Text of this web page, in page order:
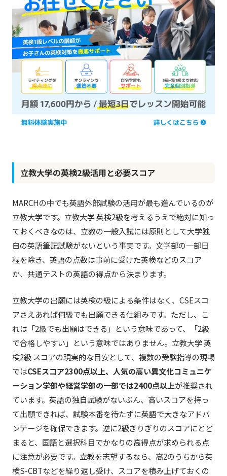
立教大学の英検2級活用と必要スコア
MARCHの中でも英語外部試験の活用が最も進んでいるのが
立教大学です。立教大学 英検2級を考えるうえで絶対に知っ
ておくべきなのは、立教の一般入試には原則として大学独
自の英語筆記試験がないという事実です。文学部の一部日
程を除き、英語の点数は事前に受けた英検などのスコア
か、共通テストの英語の得点から決まります。
立教大学の出願には英検の級による条件はなく、CSEスコ
アさえあれば何級でも出願できる仕組みです。ただし、こ
れは「2級でも出願はできる」という意味であって、「2級
で合格しやすい」という意味ではありません。立教大学 英
検2級 スコアの現実的な目安として、複数の受験指導の現場
ではCSEスコア2300点以上、人気の高い異文化コミュニケ
ーション学部や経営学部の一部では2400点以上が推奨され
ています。英語の独自試験がないぶん、高いスコアを持っ
て出願できれば、試験本番を待たずに英語で大きなアドバ
ンテージを確保できます。逆に2級ぎりぎりのスコアにとど
まると、国語と選択科目でかなりの高得点が求められる点
に注意が必要です。立教を志望するなら、高2のうちから英
検S-CBTなどを繰り返し受け、スコアを積み上げておくの